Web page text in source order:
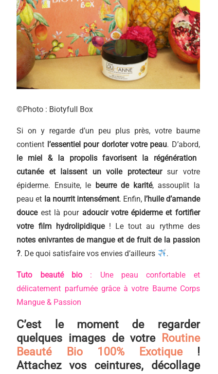
©Photo : Biotyfull Box
Si on y regarde d’un peu plus près, votre baume
contient l’essentiel pour dorloter votre peau. D’abord,
le miel & la propolis favorisent la régénération
cutanée et laissent un voile protecteursur votre
épiderme. Ensuite, le beurre de karité, assouplit la
peau et la nourrit intensément. Enfin,l’huile d’amande
douceest là pour adoucir votre épiderme et fortifier
votre film hydrolipidique! Le tout au rythme des
notes enivrantes de mangue et de fruit de la passion
?. De quoi satisfaire vos envies d’ailleurs .
Tuto beauté bio : Une peau confortable et
délicatement parfumée grâce à votre Baume Corps
Mangue & Passion
C’est le moment de regarder
quelques images de votre
Routine
Beauté Bio 100% Exotique!
Attachez vos ceintures, décollage